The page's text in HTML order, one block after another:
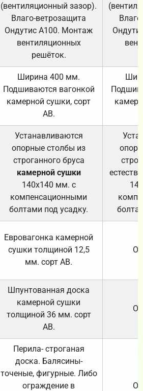
(вентиляционный зазор).
Влаго-ветрозащита
Ондутис А100. Монтаж
вентиляционных
решёток.
Ширина 400 мм.
Подшиваются вагонкой
камерной сушки, сорт
АВ.
Устанавливаются
опорные столбы из
строганного бруса
камерной сушки
140х140 мм. с
компенсационными
болтами под усадку.
Евровагонка камерной
сушки толщиной 12,5
мм. сорт АВ.
Шпунтованная доска
камерной сушки
толщиной 36 мм. сорт
АВ.
Перила- строганая
доска. Балясины-
точеные, фигурные. Либо
ограждение в